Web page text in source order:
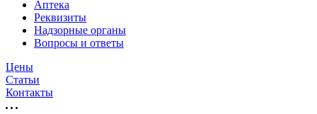
Аптека
Реквизиты
Надзорные органы
Вопросы и ответы
Цены
Статьи
Контакты